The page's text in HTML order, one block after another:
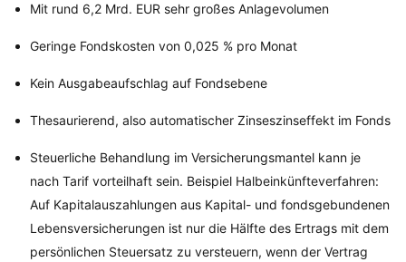
Mit rund 6,2 Mrd. EUR sehr großes Anlagevolumen
Geringe Fondskosten von 0,025 % pro Monat
Kein Ausgabeaufschlag auf Fondsebene
Thesaurierend, also automatischer Zinseszinseffekt im Fonds
Steuerliche Behandlung im Versicherungsmantel kann je
nach Tarif vorteilhaft sein. Beispiel Halbeinkünfteverfahren:
Auf Kapitalauszahlungen aus Kapital- und fondsgebundenen
Lebensversicherungen ist nur die Hälfte des Ertrags mit dem
persönlichen Steuersatz zu versteuern, wenn der Vertrag